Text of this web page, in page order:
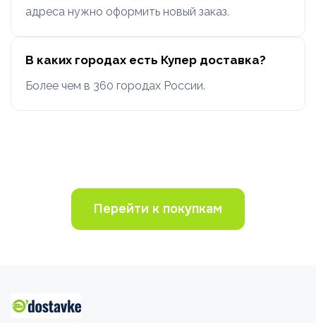
адреса нужно оформить новый заказ.
В каких городах есть Купер доставка?
Более чем в 360 городах России.
Перейти к покупкам